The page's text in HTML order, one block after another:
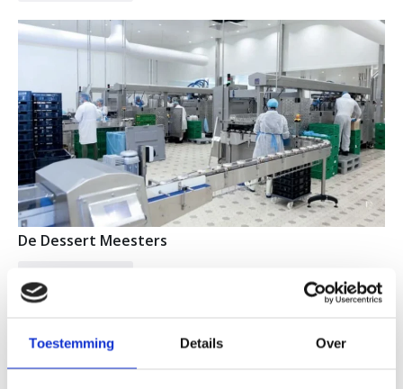
Toestemming Details Over
De Dessert Meesters
Lees meer